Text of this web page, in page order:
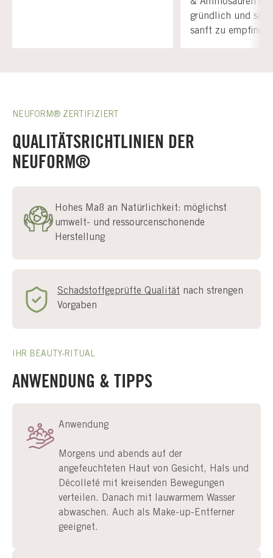
gründlich und
sanft zu
NEUFORM® ZERTIFIZIERT
QUALITÄTSRICHTLINIEN DER
NEUFORM®
Hohes Maß an Natürlichkeit: möglichst
umwelt- und ressourcenschonende
Herstellung
Schadstoffgeprüfte Qualität nach strengen
Vorgaben
IHR BEAUTY-RITUAL
ANWENDUNG & TIPPS
Anwendung
Morgens und abends auf der
angefeuchteten Haut von Gesicht, Hals und
Décolleté mit kreisenden Bewegungen
verteilen. Danach mit lauwarmem Wasser
abwaschen. Auch als Make-up-Entferner
geeignet.